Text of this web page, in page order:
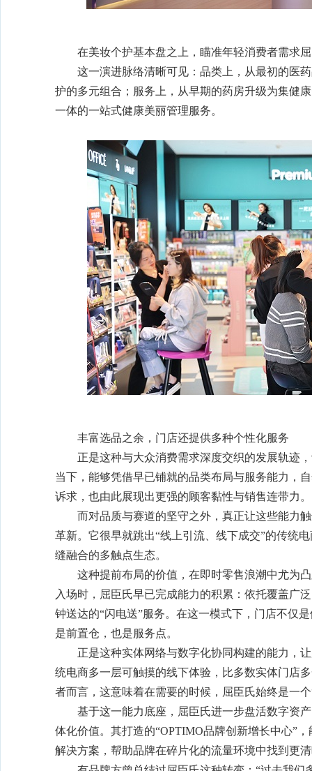
在美妆个护基本盘之上，瞄准年轻消费者需求
这一演进脉络清晰可见：品类上，从最初的医
护的多元组合；服务上，从早期的药房升级为集健
一体的一站式健康美丽管理服务。
丰富选品之余，门店还提供多种个性化服务
正是这种与大众消费需求深度交织的发展轨迹
当下，能够凭借早已铺就的品类布局与服务能力，
诉求，也由此展现出更强的顾客黏性与销售连带力。
而对品质与赛道的坚守之外，真正让这些能力
革新。它很早就跳出“线上引流、线下成交”的传统
缝融合的多触点生态。
这种提前布局的价值，在即时零售浪潮中尤为
入场时，屈臣氏早已完成能力的积累：依托覆盖广
钟送达的“闪电送”服务。在这一模式下，门店不仅
是前置仓，也是服务点。
正是这种实体网络与数字化协同构建的能力，
统电商多一层可触摸的线下体验，比多数实体门店
者而言，这意味着在需要的时候，屈臣氏始终是一
基于这一能力底座，屈臣氏进一步盘活数字资
体化价值。其打造的“OPTIMO品牌创新增长中心”
解决方案，帮助品牌在碎片化的流量环境中找到更